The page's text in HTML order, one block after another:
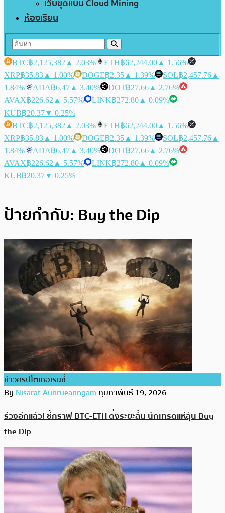
เว็บขุดแบบ Cloud Mining
ห้องเรียน
BTC฿2,125,382 ▲ 2.03% ETH฿62,244.00 ▲ 1.56%
XRP฿35.83 ▲ 1.00% DOGE฿2.35 ▲ 1.39% SOL฿2,457.76 ▲
1.84%
ADA฿6.47 ▲ 3.40% DOT฿27.66 ▲ 2.76%
AVAX฿226.62 ▲ 5.57% LINK฿272.80 ▲ 0.09%
KUB฿20.37▼ 0.25%
BTC฿2,125,382 ▲ 2.03% ETH฿62,244.00 ▲ 1.56%
XRP฿35.83 ▲ 1.00% DOGE฿2.35 ▲ 1.39% SOL฿2,457.76 ▲
1.84%
ADA฿6.47 ▲ 3.40% DOT฿27.66 ▲ 2.76%
AVAX฿226.62 ▲ 5.57% LINK฿272.80 ▲ 0.09%
KUB฿20.37▼ 0.25%
ป้ายกำกับ: Buy the Dip
ข่าวคริปโตเคอเรนซี่
ByNisarat Aunrueanngamกุมภาพันธ์ 19, 2026
ร่วงอีกแล้ว! ชี้กราฟ BTC-ETH ดิ่งระยะสั้น นักเทรดแห่ลุ้น Buy
the Dip